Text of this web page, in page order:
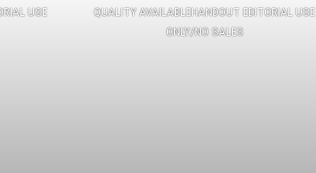
USE
QUALITY AVAILABLEHANDOUT EDITORIAL USE
ONLY/NO SALES